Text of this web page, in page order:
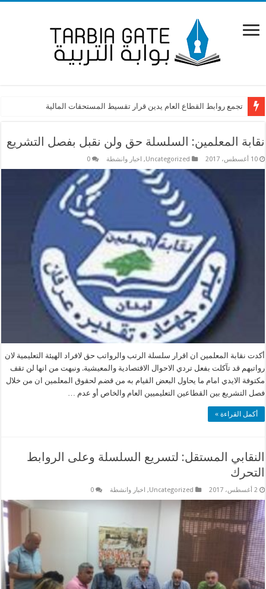
تجمع روابط القطاع العام يدين قرار تقسيط المستحقات المالية
آن الأوان لإقرار ملف التفرغ كاملًا
نقابة المعلمين: السلسلة حق ولن نقبل بفصل التشريع
10 أغسطس، 2017 Uncategorized
, اخبار وانشطة 0
أكدت نقابة المعلمين ان اقرار سلسلة الرتب والرواتب حق لافراد الهيئة التعليمية لان
رواتبهم قد تآكلت بفعل تردي الاحوال الاقتصادية والمعيشية. ونبهت من انها لن تقف
مكتوفة الايدي امام ما يحاول البعض القيام به من قضم لحقوق المعلمين ان من خلال
فصل التشريع بين القطاعين التعليميين العام والخاص أو عدم …
أكمل القراءة »
النقابي المستقل: لتسريع السلسلة وعلى الروابط
التحرك
2 أغسطس، 2017 Uncategorized
, اخبار وانشطة 0